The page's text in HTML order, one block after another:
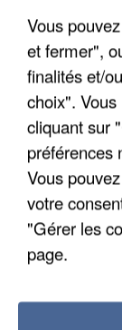
Vous
et fermer",
finalités et/
choix".
cliquant sur
préférences
Vous
votre
"Gérer les
page.